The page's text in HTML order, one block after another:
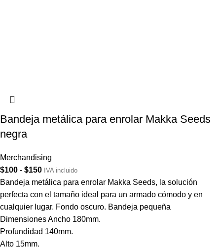
Bandeja metálica para enrolar Makka Seeds
negra
Merchandising
$100 - $150 IVA incluido
Bandeja metálica para enrolar Makka Seeds, la solución
perfecta con el tamaño ideal para un armado cómodo y en
cualquier lugar. Fondo oscuro. Bandeja pequeña
Dimensiones Ancho 180mm.
Profundidad 140mm.
Alto 15mm.